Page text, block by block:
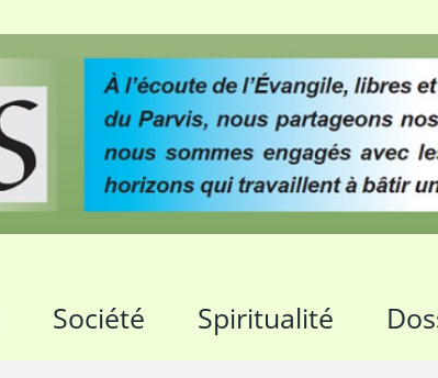
Société Spiritualité